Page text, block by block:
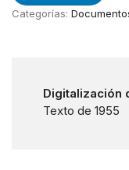
Categorías:
Digitalización
Texto de 1955